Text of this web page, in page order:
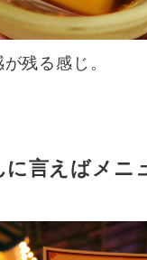
残る感じ。
言えばメニ